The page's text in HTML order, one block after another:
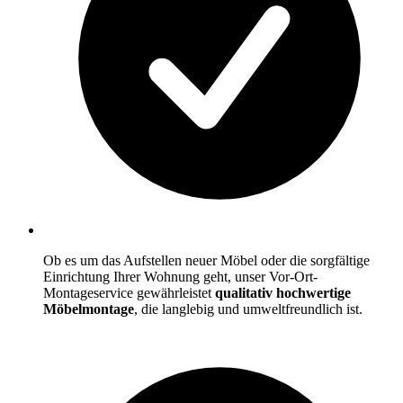
Ob es um das Aufstellen neuer Möbel oder die sorgfältige
Einrichtung Ihrer Wohnung geht, unser Vor-Ort-
Montageservice gewährleistet qualitativ hochwertige
Möbelmontage, die langlebig und umweltfreundlich ist.